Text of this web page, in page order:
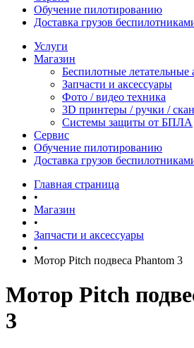
Обучение пилотированию
Доставка грузов
Услуги
Магазин
Беспилотные летательные
Запчасти и аксессуары
Фото / видео техника
3D принтеры / ручки /
Системы защиты от БПЛА
Сервис
Обучение пилотированию
Доставка грузов
Главная страница
•
Магазин
•
Запчасти и аксессуары
•
Мотор Pitch подвеса Phantom 3
Мотор Pitch
3